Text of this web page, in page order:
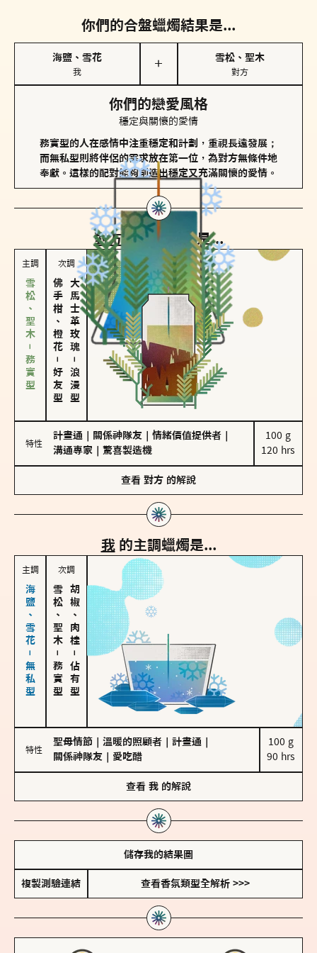
你們的合盤蠟燭結果是...
海鹽、雪花
我
＋
雪松、聖木
對方
你們的戀愛風格
穩定與關懷的愛情
務實型的人在感情中注重穩定和計劃，重視長遠發展；
而無私型則將伴侶的需求放在第一位，為對方無條件地
奉獻。這樣的配對能夠創造出穩定又充滿關懷的愛情。
對方的主調蠟燭是...
主調
雪松、聖木－務實型
次調
佛手柑、橙花
－
好友型
大馬士革玫瑰
－
浪漫型
特性
計畫通 關係神隊友 情緒價值提供者
溝通專家
驚喜製造機
100 g
120 hrs
查看 對方 的解說
我 的主調蠟燭是...
主調
海鹽、雪花－無私型
次調
雪松、聖木
－
務實型
胡椒、肉桂
－
佔有型
特性
聖母情節 溫暖的照顧者 計畫通
關係神隊友
愛吃醋
100 g
90 hrs
查看 我 的解說
儲存我的結果圖
複製測驗連結 查看香氛類型全解析 >>>